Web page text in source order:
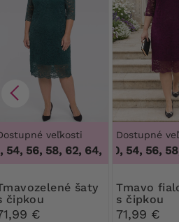
veľkosti
56, 58, 62, 64,48, 50, 54, 56,
šaty
čipkou
€
Dostupné
48, 50, 54, 56, 58,
Tmavo fialové šaty
s čipkou
71,99 €